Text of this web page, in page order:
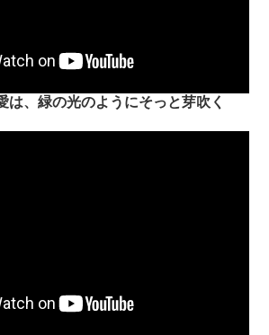
は、緑の光のようにそっと芽吹く